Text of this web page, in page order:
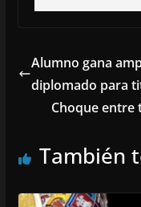
Alumno gana
diplomado para
Choque entre
También